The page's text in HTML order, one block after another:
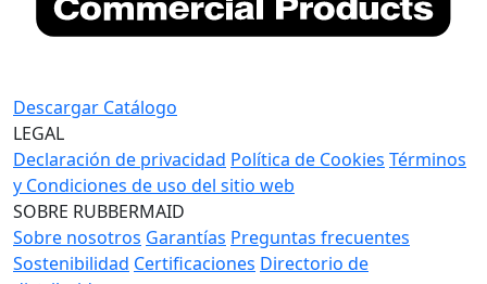
Descargar Catálogo
LEGAL
Declaración de privacidad Política de Cookies Términos
y Condiciones de uso del sitio web
SOBRE RUBBERMAID
Sobre nosotros Garantías Preguntas frecuentes
Sostenibilidad Certificaciones Directorio de